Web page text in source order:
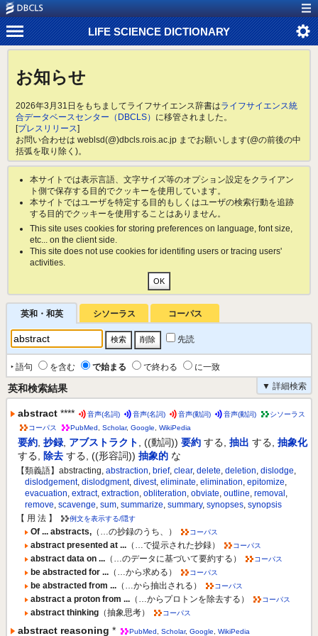
LIFE SCIENCE DICTIONARY
お知らせ
2026年3月31日をもちましてライフサイエンス辞書はライフサイエンス統
合データベースセンター（DBCLS） に移管されました。
[プレスリリース]
お問い合わせは weblsd(@)dbcls.rois.ac.jp までお願いします(@の前後の中
括弧を取り除く)。
本サイトでは表示言語、文字サイズ等のオプション設定をクライアン
ト側で保存する目的でクッキーを使用しています。
本サイトではユーザを特定する目的もしくはユーザの検索行動を追跡
する目的でクッキーを使用することはありません。
This site uses cookies for storing preferences on language, font size,
etc... on the client side.
This site does not use cookies for identifing users or tracing users'
activities.
英和・和英 シソーラス コーパス
先読
‣ 語句 を含む で始まる で終わる
に一致
▼ 詳細検索
英和検索結果
abstract **** 音声(名詞) 音声(名詞) 音声(動詞) 音声(動詞)
シソーラス
コーパス
PubMed Scholar, Google WikiPedia
要約 抄録 アブストラクト ((動詞)) 要約 する 抽出 する
抽象化
する
除去 する ((形容詞)) 抽象的 な
【類義語】abstracting, abstraction, brief, clear, delete, deletion, dislodge,
dislodgement, dislodgment, divest, eliminate, elimination, epitomize,
evacuation, extract, extraction, obliteration, obviate, outline, removal ,
remove, scavenge, sum, summarize, summary, synopses, synopsis
【 用 法 】
例文を表示する/隠す
Of ... abstracts, （…の抄録のうち、） コーパス
abstract presented at ... （…で提示された抄録） コーパス
abstract data on ... （…のデータに基づいて要約する） コーパス
be abstracted for ... （…から求める） コーパス
be abstracted from ... （…から抽出される） コーパス
abstract a proton from ... （…からプロトンを除去する） コーパス
abstract thinking （抽象思考） コーパス
abstract reasoning * PubMed Scholar, Google WikiPedia